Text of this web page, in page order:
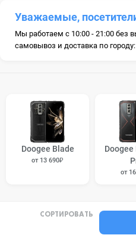
Уважаемые,
Мы работаем с 10:00 - 21:00 без
самовывоз и доставка по
Doogee Blade
от 13 690₽
Doogee
от
СОРТИРОВАТЬ